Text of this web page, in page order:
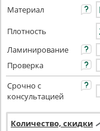
Материал
Плотность
Ламинирование
Проверка
Срочно с
консультацией
Количество, скидки